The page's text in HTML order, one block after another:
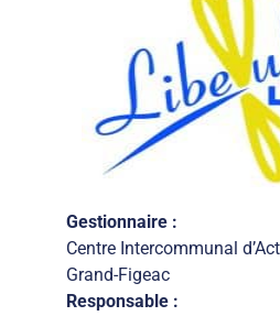
Gestionnaire :
Centre Intercommunal
Grand-Figeac
Responsable :